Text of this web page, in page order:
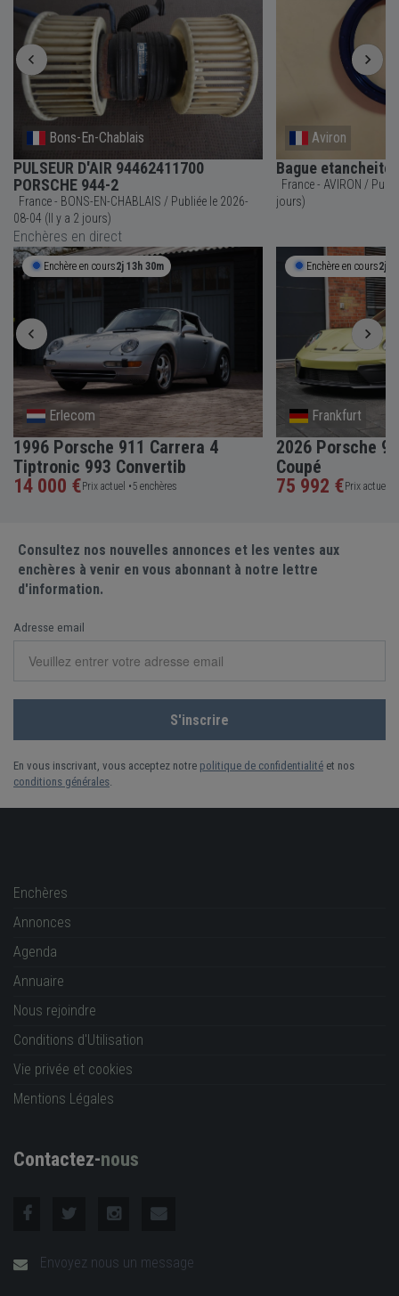
Bons-En-Chablais
PULSEUR D'AIR 94462411700
PORSCHE 944-2
France - BONS-EN-CHABLAIS / Publiée le 2026-
08-04 (Il y a 2 jours)
Aviron
Bague etancheite
France - AVIRON / Publiée le 2026-07-23 (Il y a 14
jours)
Enchères en direct
Enchère en cours2j 13h 30m
Erlecom
1996 Porsche 911 Carrera 4
Tiptronic 993 Convertib
14 000 € Prix actuel •5 enchères
Enchère en cours2j
Frankfurt
2026 Porsche
Coupé
75 992 € Prix actuel •
Consultez nos nouvelles annonces et les ventes aux
enchères à venir en vous abonnant à notre lettre
d'information.
Adresse email
En vous inscrivant, vous acceptez notre politique de confidentialité et nos
conditions générales.
Enchères
Annonces
Agenda
Annuaire
Nous rejoindre
Conditions d'Utilisation
Vie privée et cookies
Mentions Légales
Contactez-nous
Envoyez nous un message